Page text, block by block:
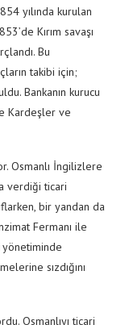
yılında kurulan
Kırım savaşı
Bu
takibi için;
Bankanın kurucu
Kardeşler ve
Osmanlı İngilizlere
verdiği ticari
bir yandan da
Fermanı ile
yönetiminde
sızdığını
Osmanlıyı ticari